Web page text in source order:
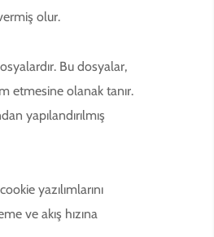
olur.
Bu dosyalar,
etmesine olanak tanır.
yapılandırılmış
yazılımlarını
ve akış hızına